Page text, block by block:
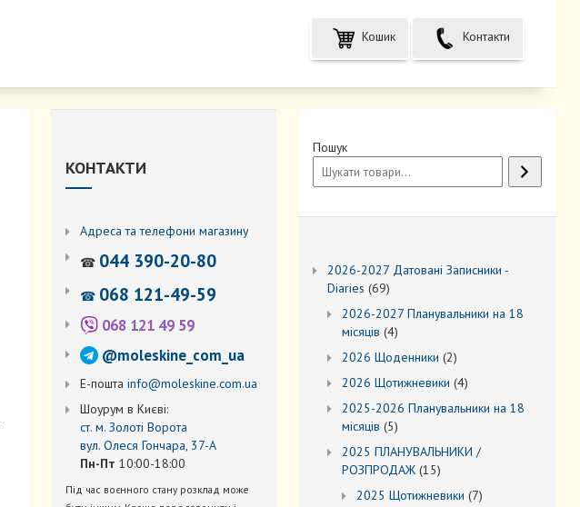
Кошик Контакти
КОНТАКТИ
Адреса та телефони магазину
☎ 044 390-20-80
☎ 068 121-49-59
068 121 49 59
@moleskine_com_ua
Е-пошта info@moleskine.com.ua
Шоурум в Києві:
ст. м. Золоті Ворота
вул. Олеся Гончара, 37-А
Пн-Пт 10:00-18:00
Під час воєнного стану розклад може
Пошук
2026-2027 Датовані Записники -
Diaries 6969
товарів
2026-2027 Планувальники на 18
місяців 44
2026 Щоденники 22
товари
2026 Щотижневики 44
2025-2026 Планувальники на 18
місяців 55
товарів
2025 ПЛАНУВАЛЬНИКИ /
РОЗПРОДАЖ 1515
товарів
2025 Щотижневики 77